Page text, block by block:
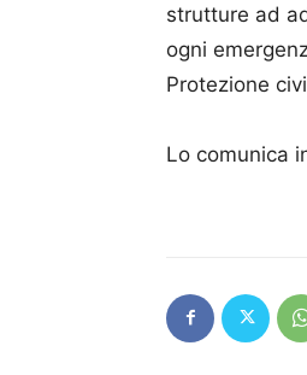
strutture ad
ogni
Protezione
Lo comunica